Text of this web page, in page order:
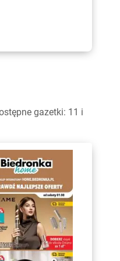
gazetki: 11 i